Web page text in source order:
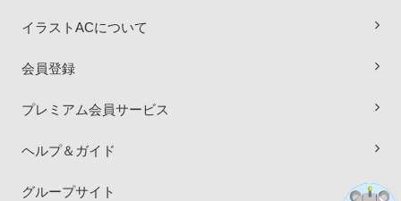
イラストACについて
会員登録
プレミアム会員サービス
ヘルプ＆ガイド
グループサイト